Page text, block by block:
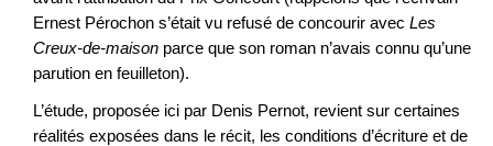
Ernest Pérochon s’était vu refusé de concourir avec Les
Creux-de-maison parce que son roman n’avais connu qu’une
parution en feuilleton).
L’étude, proposée ici par Denis Pernot, revient sur certaines
réalités exposées dans le récit, les conditions d’écriture et de